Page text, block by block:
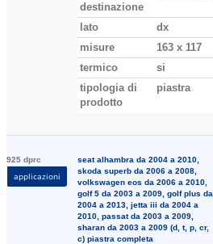
destinazione
lato
dx
misure
163 x 117
termico
si
tipologia di
prodotto
piastra
925 dprc
applicazioni
seat alhambra da 2004 a 2010,
skoda superb da 2006 a 2008,
volkswagen eos da 2006 a 2010,
golf 5 da 2003 a 2009, golf plus da
2004 a 2013, jetta iii da 2004 a
2010, passat da 2003 a 2009,
sharan da 2003 a 2009 (d, t, p, cr,
c) piastra completa